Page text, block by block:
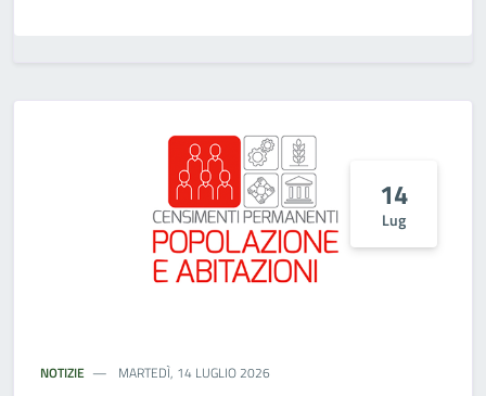
14
Lug
NOTIZIE MARTEDÌ, 14 LUGLIO 2026